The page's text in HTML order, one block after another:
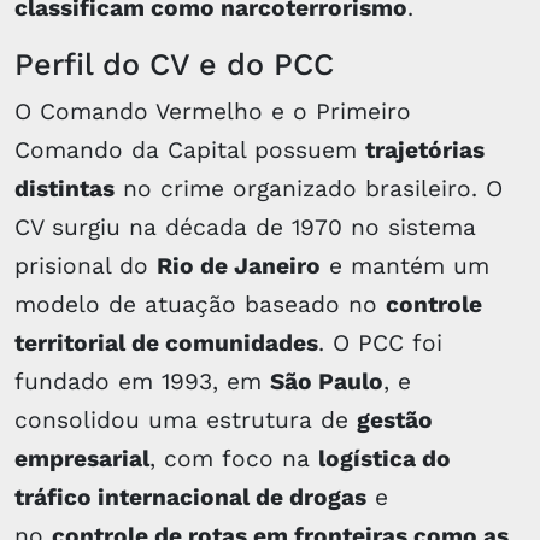
classificam como narcoterrorismo.
Perfil do CV e do PCC
O Comando Vermelho e o Primeiro
Comando da Capital possuem trajetórias
distintas no crime organizado brasileiro. O
CV surgiu na década de 1970 no sistema
prisional do Rio de Janeiro e mantém um
modelo de atuação baseado no controle
territorial de comunidades. O PCC foi
fundado em 1993, em São Paulo, e
consolidou uma estrutura de gestão
empresarial, com foco na logística do
tráfico internacional de drogas e